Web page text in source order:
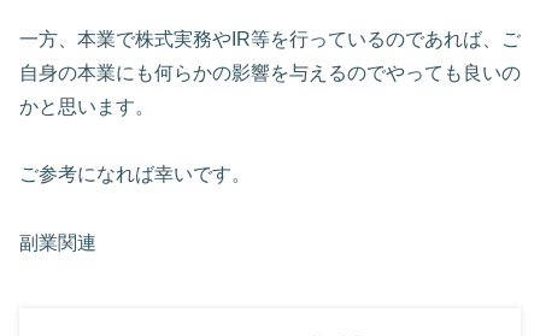
一方、本業で株式実務やIR等を行っているのであれば、ご
自身の本業にも何らかの影響を与えるのでやっても良いの
かと思います。
ご参考になれば幸いです。
副業関連